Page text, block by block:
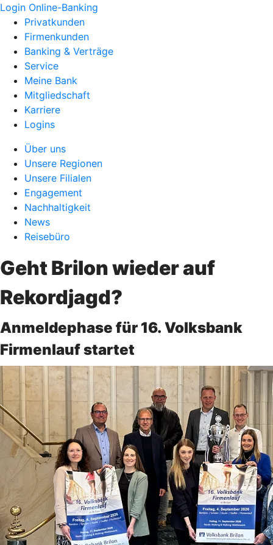
Login Online-Banking
Privatkunden
Firmenkunden
Banking & Verträge
Service
Meine Bank
Mitgliedschaft
Karriere
Logins
Über uns
Unsere Regionen
Unsere Filialen
Engagement
Nachhaltigkeit
News
Reisebüro
Geht Brilon wieder auf
Rekordjagd?
Anmeldephase für 16. Volksbank
Firmenlauf startet